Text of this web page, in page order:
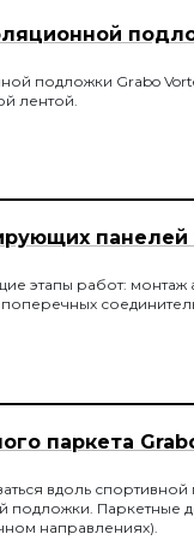
подложки Grabo
лентой.
панелей
этапы работ: монтаж
паркета
вдоль
Паркетные
направлениях).